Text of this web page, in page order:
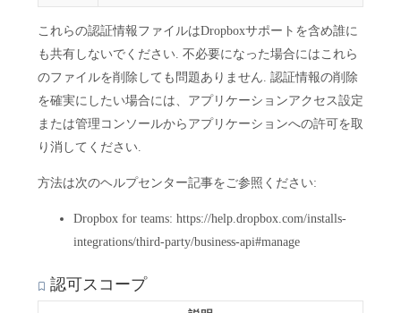
これらの認証情報ファイルはDropboxサポートを含め誰に
も共有しないでください. 不必要になった場合にはこれら
のファイルを削除しても問題ありません. 認証情報の削除
を確実にしたい場合には、アプリケーションアクセス設定
または管理コンソールからアプリケーションへの許可を取
り消してください.
方法は次のヘルプセンター記事をご参照ください:
Dropbox for teams: https://help.dropbox.com/installs-
integrations/third-party/business-api#manage
認可スコープ